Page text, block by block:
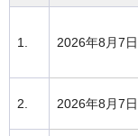
1. 2026年8月7日
2. 2026年8月7日